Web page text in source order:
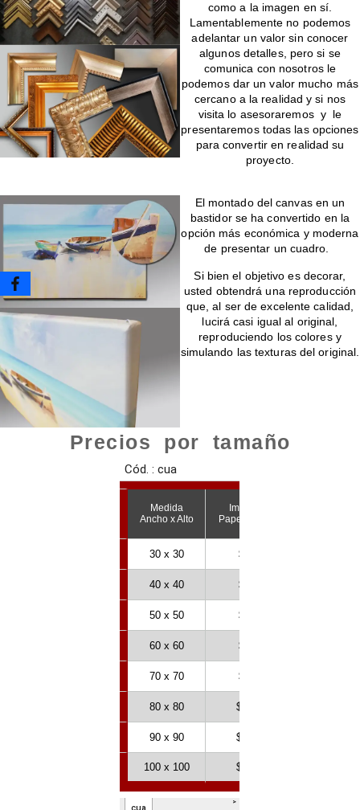
como a la imagen en sí.
Lamentablemente no podemos
adelantar un valor sin conocer
algunos detalles, pero si se
comunica con nosotros le
podemos dar un valor mucho más
cercano a la realidad y si nos
visita lo asesoraremos y le
presentaremos todas las opciones
para convertir en realidad su
proyecto.
El montado del canvas en un
bastidor se ha convertido en la
opción más económica y moderna
de presentar un cuadro.
Si bien el objetivo es decorar,
usted obtendrá una reproducción
que, al ser de excelente calidad,
lucirá casi igual al original,
reproduciendo los colores y
simulando las texturas del original.
Precios por tamaño